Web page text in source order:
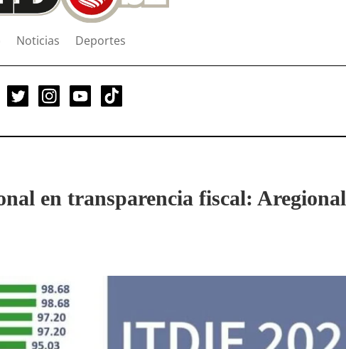
Noticias Deportes
en transparencia fiscal: Aregional